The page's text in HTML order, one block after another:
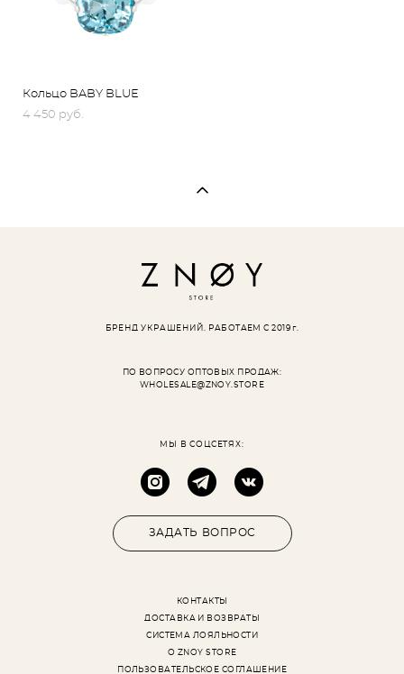
Кольцо BABY BLUE
4 450 pуб.
БРЕНД УКРАШЕНИЙ. РАБОТАЕМ С 2019 г.
ПО ВОПРОСУ ОПТОВЫХ ПРОДАЖ:
WHOLESALE@ZNOY.STORE
МЫ В СОЦСЕТЯХ:
ЗАДАТЬ ВОПРОС
КОНТАКТЫ
ДОСТАВКА И ВОЗВРАТЫ
СИСТЕМА ЛОЯЛЬНОСТИ
О ZNOY STORE
ПОЛЬЗОВАТЕЛЬСКОЕ СОГЛАШЕНИЕ